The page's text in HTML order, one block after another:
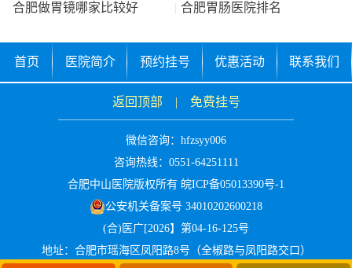
合肥做胃镜哪家比较好 合肥胃肠医院排名
首页 医院简介 预约挂号 优惠活动 联系我们
返回顶部 | 免费挂号
微信咨询： hfzsyy006
咨询热线：0551-64251111
合肥中山医院版权所有 皖ICP备05013390号-1
公安机关备案号 34010202600218
(合)医广[2026】第04-16-125号
地址：合肥市瑶海区凤阳路8号（全椒路与凤阳路交口）